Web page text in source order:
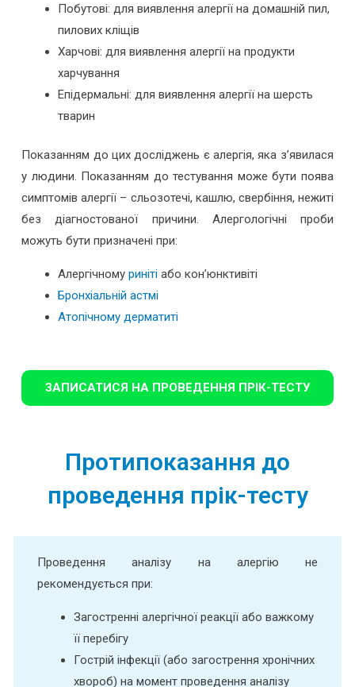
Побутові: для виявлення алергії на домашній пил,
пилових кліщів
Харчові: для виявлення алергії на продукти
харчування
Епідермальні: для виявлення алергії на шерсть
тварин
Показанням до цих досліджень є алергія, яка з’явилася
у людини. Показанням до тестування може бути поява
симптомів алергії – сльозотечі, кашлю, свербіння, нежиті
без діагностованої причини. Алергологічні проби
можуть бути призначені при:
Алергічному ринітіабо кон’юнктивіті
Бронхіальній астмі
Атопічному дерматиті
ЗАПИСАТИСЯ НА ПРОВЕДЕННЯ ПРІК-ТЕСТУ
Протипоказання до
проведення прік-тесту
Проведення аналізу на алергію не
рекомендується при:
Загостренні алергічної реакції або важкому
її перебігу
Гострій інфекції (або загострення хронічних
хвороб) на момент проведення аналізу